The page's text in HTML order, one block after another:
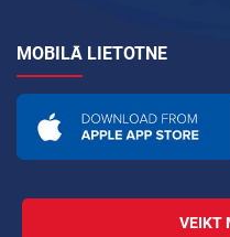
MOBILĀ LIETOTNE
VEIKT